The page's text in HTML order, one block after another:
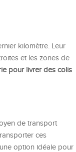
kilomètre. Leur
et les zones de
pour livrer des colis
de transport
ces
option idéale pour